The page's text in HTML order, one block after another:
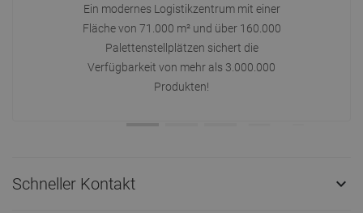
Ein modernes Logistikzentrum mit einer
Fläche von 71.000 m² und über 160.000
Palettenstellplätzen sichert die
Verfügbarkeit von mehr als 3.000.000
Produkten!
Schneller Kontakt 